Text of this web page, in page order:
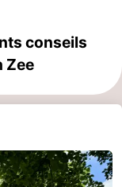
conseils
Zee